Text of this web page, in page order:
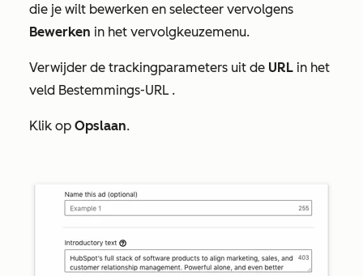
die je wilt bewerken en selecteer vervolgens
Bewerken in het vervolgkeuzemenu.
Verwijder de trackingparameters uit de URL in het
veld Bestemmings-URL .
Klik op Opslaan.